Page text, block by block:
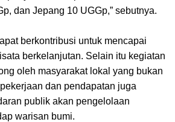
dan Jepang 10 UGGp,” sebutnya.
berkontribusi untuk mencapai
berkelanjutan. Selain itu kegiatan
oleh masyarakat lokal yang bukan
dan pendapatan juga
publik akan pengelolaan
warisan bumi.